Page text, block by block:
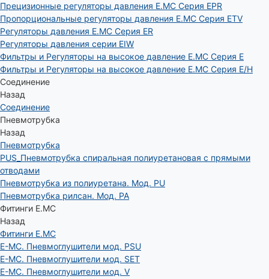
Прецизионные регуляторы давления E.MC Серия EPR
Пропорциональные регуляторы давления E.MC Серия ETV
Регуляторы давления E.MC Серия ER
Регуляторы давления серии EIW
Фильтры и Регуляторы на высокое давление E.MC Серия E
Фильтры и Регуляторы на высокое давление E.MC Серия E/H
Соединение
Назад
Соединение
Пневмотрубка
Назад
Пневмотрубка
PUS_Пневмотрубка спиральная полиуретановая с прямыми
отводами
Пневмотрубка из полиуретана. Мод. РU
Пневмотрубка рилсан. Мод. PA
Фитинги E.MC
Назад
Фитинги E.MC
E-MC. Пневмоглушители мод. PSU
E-MC. Пневмоглушители мод. SET
E-MC. Пневмоглушители мод. V